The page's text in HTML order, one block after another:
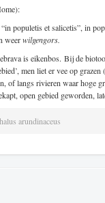
populetis et salicetis”, in
weerwilgengors.
is eikenbos. Bij de
men liet er vee op
of langs rivieren waar hoge
open gebied geworden,
arundinaceus